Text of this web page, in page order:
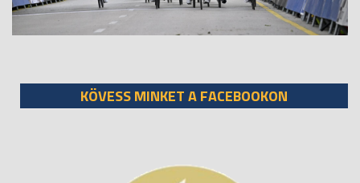
KÖVESS MINKET A FACEBOOKON